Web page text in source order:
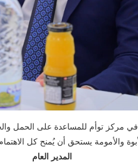
مركز توأم للمساعدة على الحمل
والأمومة يستحق أن يُمنح كل الاهتمام
المدير العام